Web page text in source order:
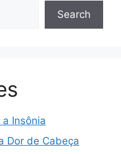
Search
Insônia
Dor de Cabeça